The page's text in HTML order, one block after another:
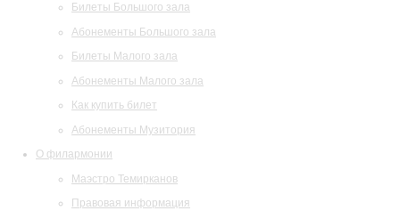
Билеты Большого зала
Абонементы Большого зала
Билеты Малого зала
Абонементы Малого зала
Как купить билет
Абонементы Музитория
О филармонии
Маэстро Темирканов
Правовая информация